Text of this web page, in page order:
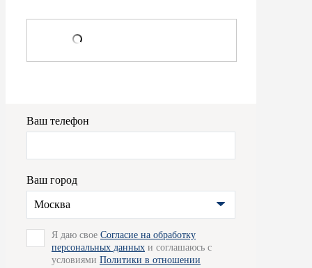
Ваш телефон
Ваш город
Москва
Я даю свое Согласие на обработку
персональных данных и соглашаюсь с
условиями Политики в отношении